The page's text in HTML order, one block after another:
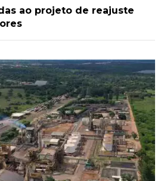
ao projeto de reajuste